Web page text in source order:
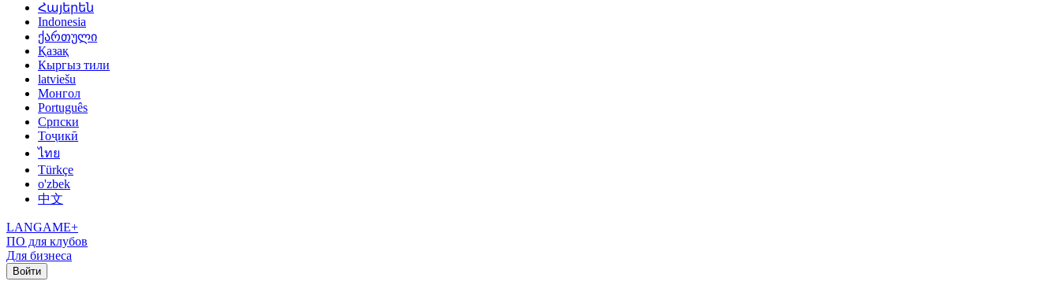
Հայերեն
Indonesia
ქართული
Қазақ
Кыргыз тили
latviešu
Монгол
Português
Српски
Тоҷикӣ
ไทย
Türkçe
o'zbek
中文
LANGAME+
ПО для клубов
Для бизнеса
Войти